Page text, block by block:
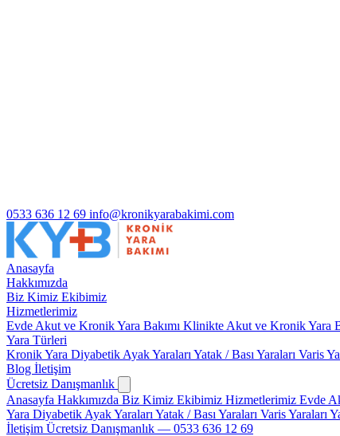
0533 636 12 69 info@kronikyarabakimi.com
Anasayfa
Hakkımızda
Biz Kimiz Ekibimiz
Hizmetlerimiz
Evde Akut ve Kronik Yara Bakımı Klinikte Akut ve Kronik Yara
Yara Türleri
Kronik Yara Diyabetik Ayak Yaraları Yatak / Bası Yaraları Varis
Blog İletişim
Ücretsiz Danışmanlık
Anasayfa Hakkımızda Biz Kimiz Ekibimiz Hizmetlerimiz Evde
Yara Diyabetik Ayak Yaraları Yatak / Bası Yaraları Varis Yaraları
İletişim Ücretsiz Danışmanlık — 0533 636 12 69